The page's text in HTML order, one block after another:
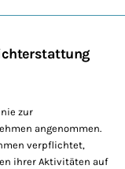
zur
angenommen.
verpflichtet,
ihrer Aktivitäten auf